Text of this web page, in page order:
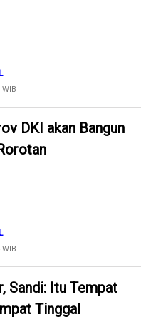
DKI akan Bangun
Sandi: Itu Tempat
Tinggal